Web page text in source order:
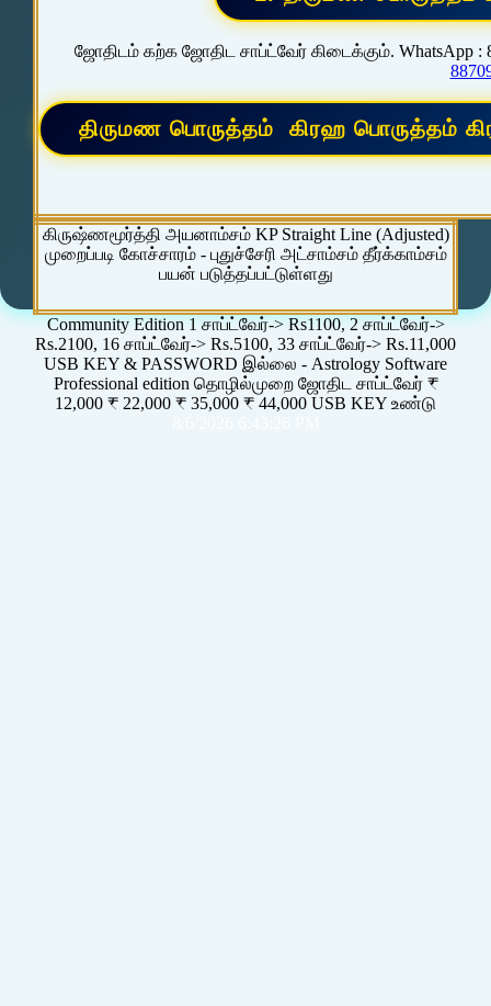
ஜோதிடம் கற்க ஜோதிட சாப்ட்வேர் கிடைக்கும். WhatsApp :
கிருஷ்ணமூர்த்தி அயனாம்சம் KP Straight Line (Adjusted)
முறைப்படி கோச்சாரம் - புதுச்சேரி அட்சாம்சம் தீர்க்காம்சம்
பயன் படுத்தப்பட்டுள்ளது
Community Edition 1 சாப்ட்வேர்-> Rs1100, 2 சாப்ட்வேர்->
Rs.2100, 16 சாப்ட்வேர்-> Rs.5100, 33 சாப்ட்வேர்-> Rs.11,000
USB KEY & PASSWORD இல்லை - Astrology Software
Professional edition தொழில்முறை ஜோதிட சாப்ட்வேர் ₹
12,000 ₹ 22,000 ₹ 35,000 ₹ 44,000 USB KEY உண்டு